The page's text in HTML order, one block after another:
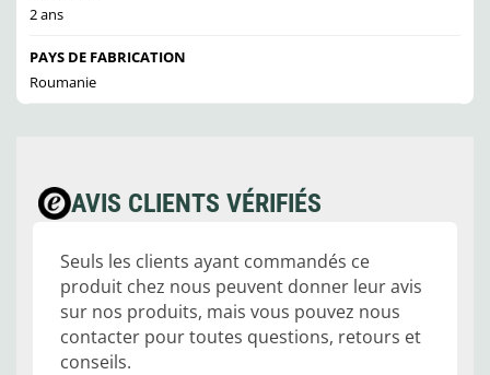
2 ans
PAYS DE FABRICATION
Roumanie
AVIS CLIENTS VÉRIFIÉS
Seuls les clients ayant commandés ce
produit chez nous peuvent donner leur avis
sur nos produits, mais vous pouvez nous
contacter pour toutes questions, retours et
conseils.